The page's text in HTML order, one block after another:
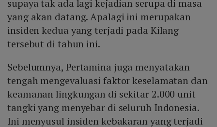
supaya tak ada lagi kejadian serupa di masa
yang akan datang. Apalagi ini merupakan
insiden kedua yang terjadi pada Kilang
tersebut di tahun ini.
Sebelumnya, Pertamina juga menyatakan
tengah mengevaluasi faktor keselamatan dan
keamanan lingkungan di sekitar 2.000 unit
tangki yang menyebar di seluruh Indonesia.
Ini menyusul insiden kebakaran yang terjadi